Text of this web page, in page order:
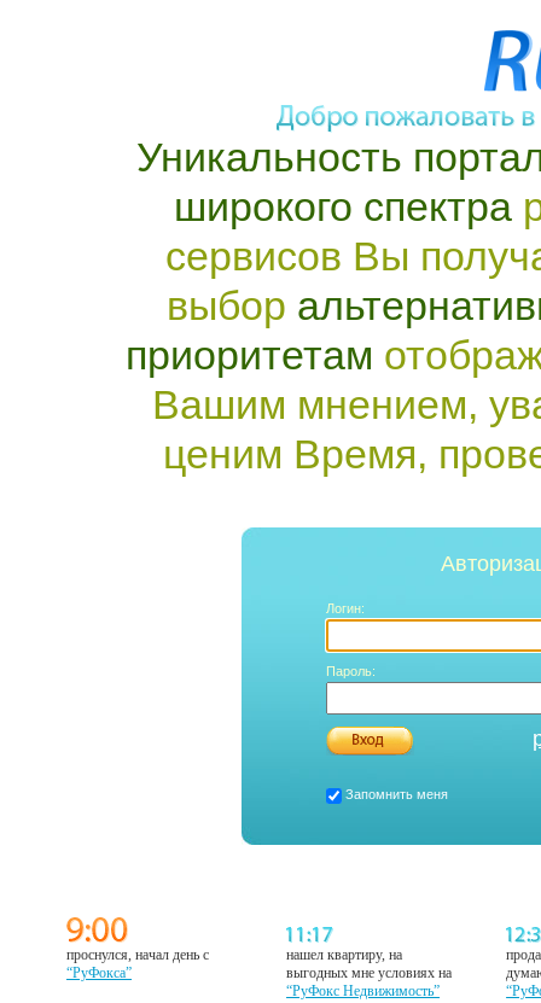
Уникальность
широкого спектра
сервисов Вы
выбор
приоритетам
Вашим мнением,
ценим Время,
Логин:
Пароль:
Запомнить меня
проснулся, начал день с
“РуФокса”
нашел квартиру, на
выгодных мне условиях на
“РуФокс Недвижимость”